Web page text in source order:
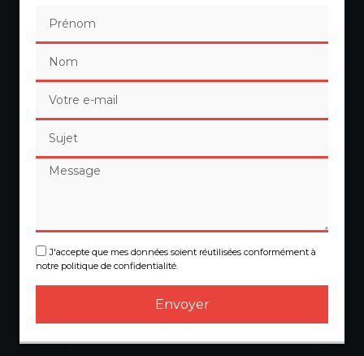
J'accepte que mes données soient réutilisées conformément à
notre politique de confidentialité.
Envoyer